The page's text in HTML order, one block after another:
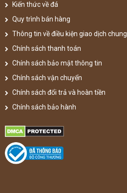
Kiến thức về đá
Quy trình bán hàng
Thông tin về điều kiện giao dịch chung
Chính sách thanh toán
Chính sách bảo mật thông tin
Chính sách vận chuyển
Chính sách đổi trả và hoàn tiền
Chính sách bảo hành